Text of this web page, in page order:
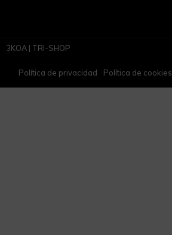
3KOA | TRI-SHOP
Política de privacidad Política de cookies